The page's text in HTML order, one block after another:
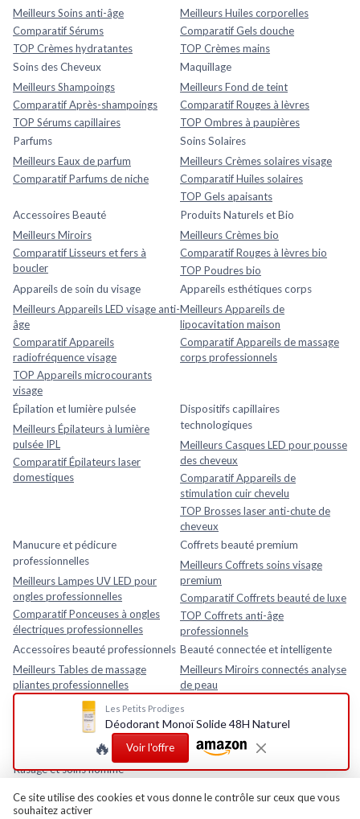
Les Petits Prodiges
Déodorant Monoï Solide 48H Naturel
🔥 Voir l'offre
Meilleurs Soins anti-âge
Comparatif Sérums
TOP Crèmes hydratantes
Meilleurs Huiles corporelles
Comparatif Gels douche
TOP Crèmes mains
Soins des Cheveux
Meilleurs Shampoings
Comparatif Après-shampoings
TOP Sérums capillaires
Maquillage
Meilleurs Fond de teint
Comparatif Rouges à lèvres
TOP Ombres à paupières
Parfums
Meilleurs Eaux de parfum
Comparatif Parfums de niche
Soins Solaires
Meilleurs Crèmes solaires visage
Comparatif Huiles solaires
TOP Gels apaisants
Accessoires Beauté
Meilleurs Miroirs
Comparatif Lisseurs et fers à
boucler
Produits Naturels et Bio
Meilleurs Crèmes bio
Comparatif Rouges à lèvres bio
TOP Poudres bio
Appareils de soin du visage
Meilleurs Appareils LED visage anti-
âge
Comparatif Appareils
radiofréquence visage
TOP Appareils microcourants
visage
Appareils esthétiques corps
Meilleurs Appareils de
lipocavitation maison
Comparatif Appareils de massage
corps professionnels
Épilation et lumière pulsée
Meilleurs Épilateurs à lumière
pulsée IPL
Comparatif Épilateurs laser
domestiques
Dispositifs capillaires
technologiques
Meilleurs Casques LED pour pousse
des cheveux
Comparatif Appareils de
stimulation cuir chevelu
TOP Brosses laser anti-chute de
cheveux
Manucure et pédicure
professionnelles
Meilleurs Lampes UV LED pour
ongles professionnelles
Comparatif Ponceuses à ongles
électriques professionnelles
Coffrets beauté premium
Meilleurs Coffrets soins visage
premium
Comparatif Coffrets beauté de luxe
TOP Coffrets anti-âge
professionnels
Accessoires beauté professionnels
Meilleurs Tables de massage
pliantes professionnelles
Comparatif Loupes esthétiques
avec lampe LED
TOP Fauteuils esthétiques
Beauté connectée et intelligente
Meilleurs Miroirs connectés analyse
de peau
électroniques
TOP Appareils beauté intelligents
avec application mobile
Rasage et soins homme
Ce site utilise des cookies et vous donne le contrôle sur ceux que vous
souhaitez activer